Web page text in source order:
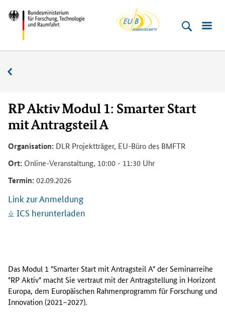
Direkt
zum
Inhalt
(Eingabetaste)
Direkt
zum
Hauptmenu
(Eingabetaste)
Direkt
zur
Suche
(Eingabetaste)
Direkt
zur
Seitenleiste
(Enter)
Direkt
zur
Fußleiste
(Enter)
Bundesministerium
Technologie
Raumfahrt
Buero
RP Aktiv Modul 1: Smarter Start
mit Antragsteil A
Organisation: DLR Projektträger, EU-Büro des BMFTR
Ort: Online-Veranstaltung, 10:00 - 11:30 Uhr
Termin:02.09.2026
Link zur Anmeldung
ICS herunterladen
a
s
M
o
Das Modul 1 "Smarter Start mit Antragsteil A" der Seminarreihe
"RP Aktiv" macht Sie vertraut mit der Antragstellung in Horizont
Europa, dem Europäischen Rahmenprogramm für Forschung und
Innovation (2021–2027).